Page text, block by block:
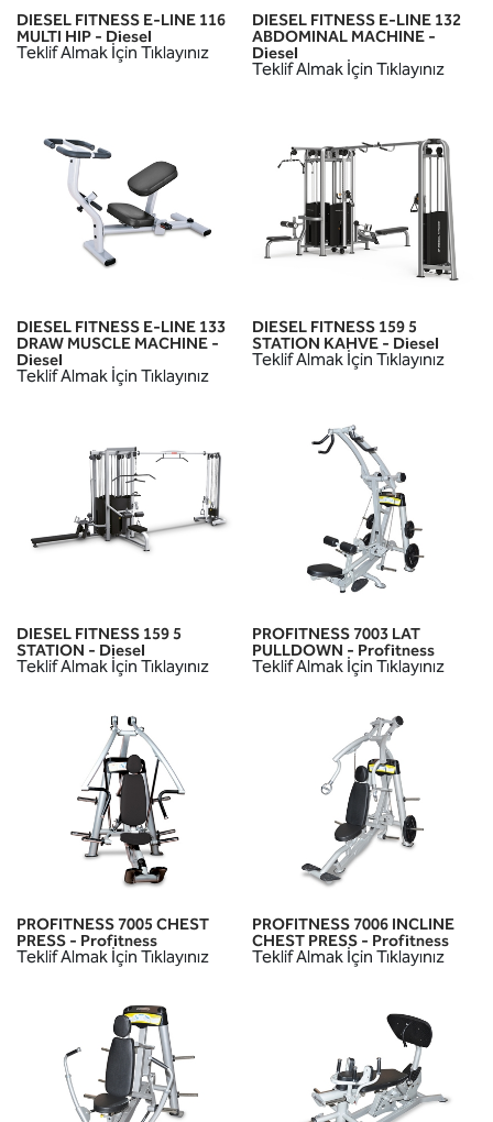
DIESEL FITNESS E-LINE 116
MULTI HIP - Diesel
Teklif Almak İçin Tıklayınız
DIESEL FITNESS E-LINE 132
ABDOMINAL MACHINE -
Diesel
Teklif Almak İçin Tıklayınız
DIESEL FITNESS E-LINE 133
DRAW MUSCLE MACHINE -
Diesel
Teklif Almak İçin Tıklayınız
DIESEL FITNESS 159 5
STATION KAHVE - Diesel
Teklif Almak İçin Tıklayınız
DIESEL FITNESS 159 5
STATION - Diesel
Teklif Almak İçin Tıklayınız
PROFITNESS 7003 LAT
PULLDOWN - Profitness
Teklif Almak İçin Tıklayınız
PROFITNESS 7005 CHEST
PRESS - Profitness
Teklif Almak İçin Tıklayınız
PROFITNESS 7006 INCLINE
CHEST PRESS - Profitness
Teklif Almak İçin Tıklayınız